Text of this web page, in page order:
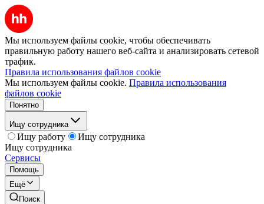
Мы используем файлы cookie, чтобы обеспечивать
правильную работу нашего веб-сайта и анализировать сетевой
трафик.
Правила использования файлов cookie
Мы используем файлы cookie. Правила использования
файлов cookie
Понятно
Ищу сотрудника
Ищу работу
Ищу сотрудника
Ищу сотрудника
Сервисы
Помощь
Ещё
Поиск